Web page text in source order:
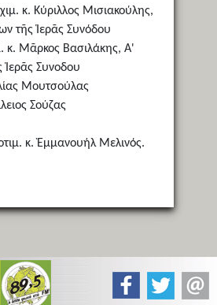
κ. Κύριλλος Μισιακούλης,
τῆς Ἱερᾶς Συνόδου
κ. Μᾶρκος Βασιλάκης, Α'
Ἱερᾶς Συνοδου
Μουτσούλας
Σούζας
κ. Ἐμμανουήλ Μελινός.